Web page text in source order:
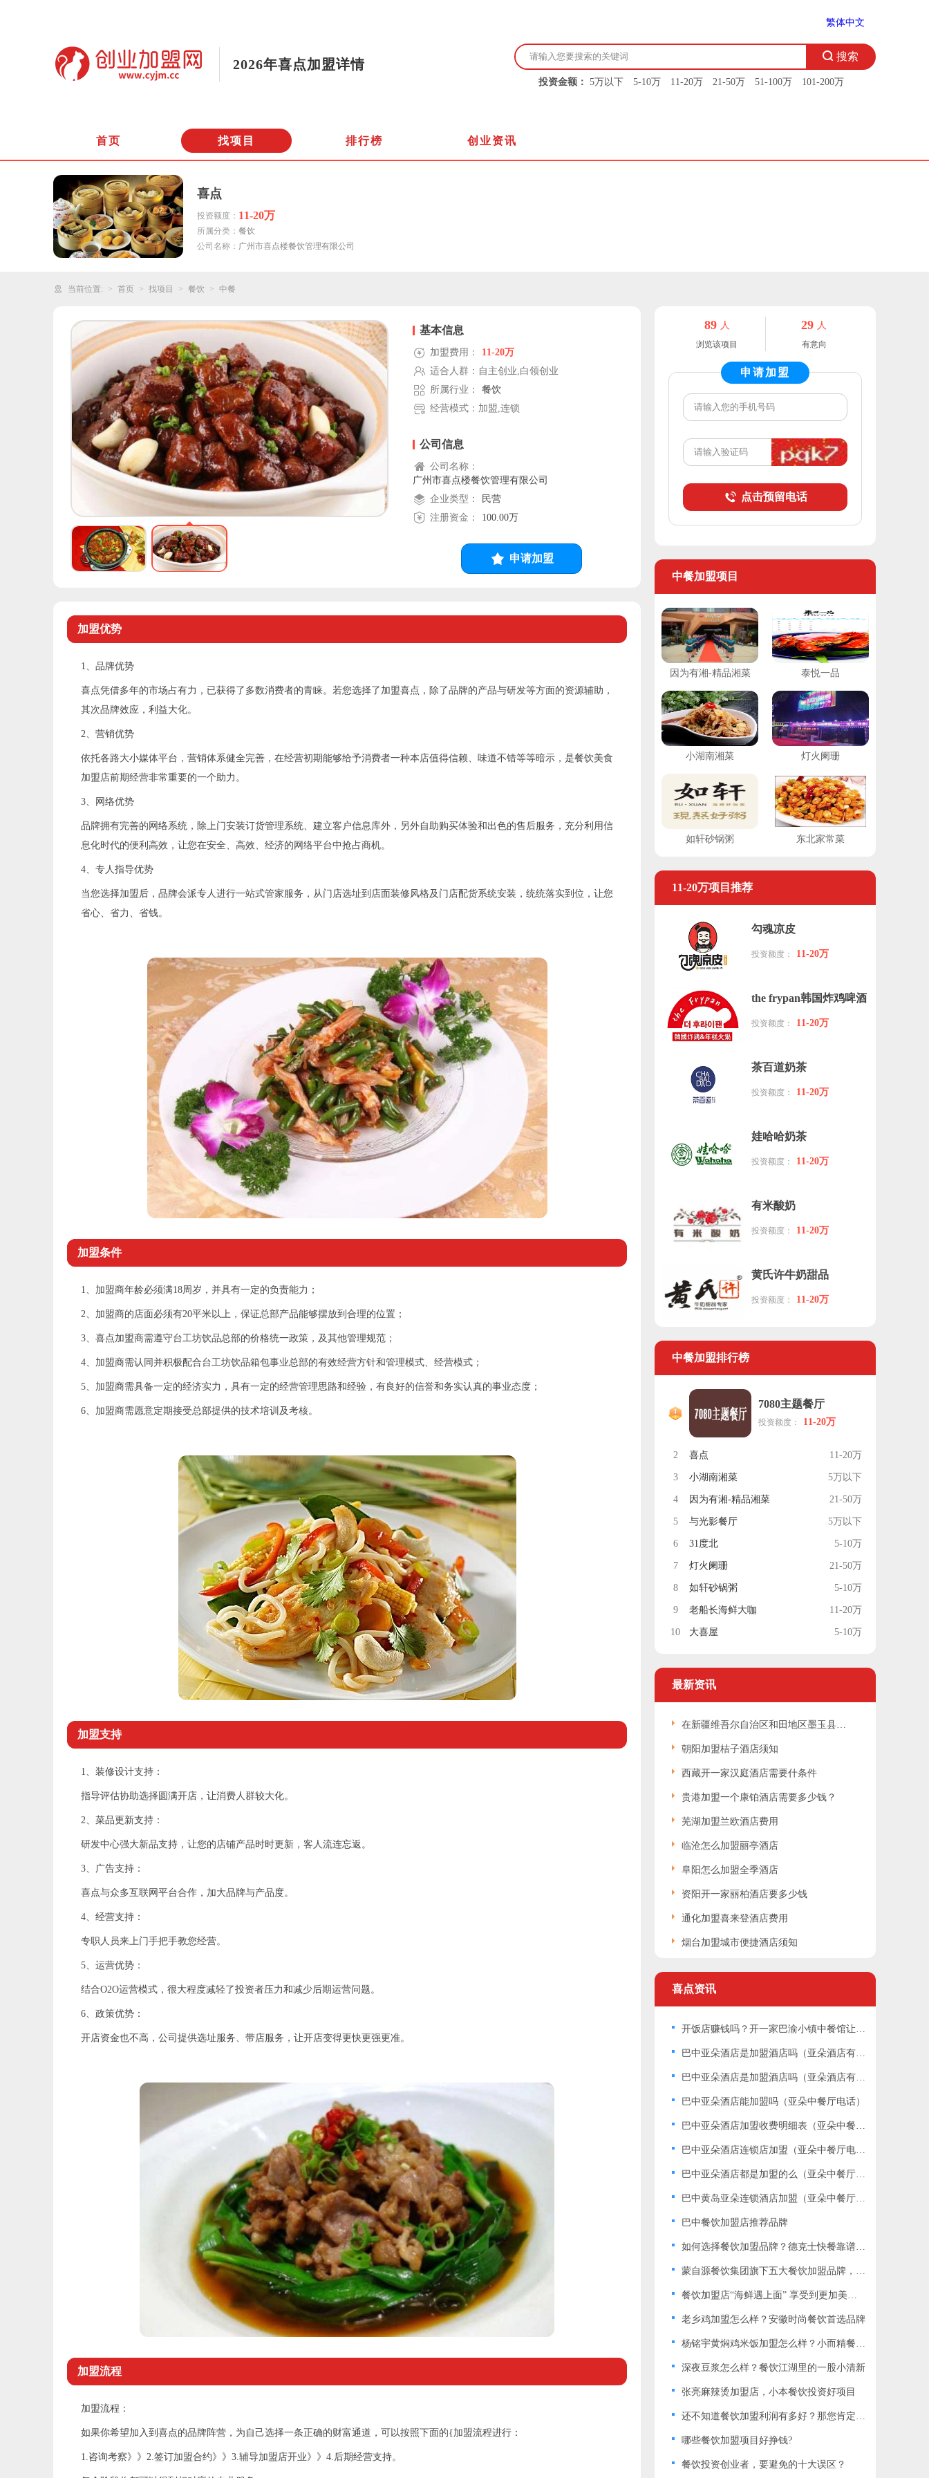
繁体中文
投资金额： 5万以下 5-10万 11-20万 21-50万 51-100万 101-200万
2026年喜点加盟详情
首页 找项目 排行榜 创业资讯
喜点
投资额度： 11-20万
所属分类： 餐饮
公司名称： 广州市喜点楼餐饮管理有限公司
当前位置: 首页 找项目 餐饮 中餐
基本信息
加盟费用：
11-20万
适合人群：自主创业,白领创业
所属行业：
餐饮
经营模式：加盟,连锁
公司信息
公司名称：
广州市喜点楼餐饮管理有限公司
企业类型：
民营
注册资金：
100.00万
申请加盟
加盟优势
1、品牌优势
喜点凭借多年的市场占有力，已获得了多数消费者的青睐。若您选择了加盟喜点，除了品牌的产品与研发等方面的资源辅助，
其次品牌效应，利益大化。
2、营销优势
依托各路大小媒体平台，营销体系健全完善，在经营初期能够给予消费者一种本店值得信赖、味道不错等等暗示，是餐饮美食
加盟店前期经营非常重要的一个助力。
3、网络优势
品牌拥有完善的网络系统，除上门安装订货管理系统、建立客户信息库外，另外自助购买体验和出色的售后服务，充分利用信
息化时代的便利高效，让您在安全、高效、经济的网络平台中抢占商机。
4、专人指导优势
当您选择加盟后，品牌会派专人进行一站式管家服务，从门店选址到店面装修风格及门店配货系统安装，统统落实到位，让您
省心、省力、省钱。
加盟条件
1、加盟商年龄必须满18周岁，并具有一定的负责能力；
2、加盟商的店面必须有20平米以上，保证总部产品能够摆放到合理的位置；
3、喜点加盟商需遵守台工坊饮品总部的价格统一政策，及其他管理规范；
4、加盟商需认同并积极配合台工坊饮品箱包事业总部的有效经营方针和管理模式、经营模式；
5、加盟商需具备一定的经济实力，具有一定的经营管理思路和经验，有良好的信誉和务实认真的事业态度；
6、加盟商需愿意定期接受总部提供的技术培训及考核。
加盟支持
1、装修设计支持：
指导评估协助选择圆满开店，让消费人群较大化。
2、菜品更新支持：
研发中心强大新品支持，让您的店铺产品时时更新，客人流连忘返。
3、广告支持：
喜点与众多互联网平台合作，加大品牌与产品度。
4、经营支持：
专职人员来上门手把手教您经营。
5、运营优势：
结合O2O运营模式，很大程度减轻了投资者压力和减少后期运营问题。
6、政策优势：
开店资金也不高，公司提供选址服务、带店服务，让开店变得更快更强更准。
加盟流程
加盟流程：
如果你希望加入到喜点的品牌阵营，为自己选择一条正确的财富通道，可以按照下面的{加盟流程进行：
1.咨询考察》》2.签订加盟合约》》3.辅导加盟店开业》》4.后期经营支持。
89 人
浏览该项目
29 人
有意向
申请加盟
点击预留电话
中餐加盟项目
因为有湘-精品湘菜 泰悦一品
小湖南湘菜 灯火阑珊
如轩砂锅粥 东北家常菜
11-20万项目推荐
勾魂凉皮
投资额度： 11-20万
the frypan韩国炸鸡啤酒
投资额度： 11-20万
茶百道奶茶
投资额度： 11-20万
娃哈哈奶茶
投资额度： 11-20万
有米酸奶
投资额度： 11-20万
黄氏许牛奶甜品
投资额度： 11-20万
中餐加盟排行榜
7080主题餐厅
投资额度： 11-20万
11-20万
2 喜点
5万以下
3 小湖南湘菜
21-50万
4 因为有湘-精品湘菜
5万以下
5 与光影餐厅
5-10万
6 31度北
21-50万
7 灯火阑珊
5-10万
8 如轩砂锅粥
11-20万
9 老船长海鲜大咖
5-10万
10 大喜屋
最新资讯
在新疆维吾尔自治区和田地区墨玉县开酒店利润分析？2010-12-06 12:29:46
朝阳加盟桔子酒店须知
西藏开一家汉庭酒店需要什条件
贵港加盟一个康铂酒店需要多少钱？
芜湖加盟兰欧酒店费用
临沧怎么加盟丽亭酒店
阜阳怎么加盟全季酒店
资阳开一家丽柏酒店要多少钱
通化加盟喜来登酒店费用
烟台加盟城市便捷酒店须知
喜点资讯
开饭店赚钱吗？开一家巴渝小镇中餐馆让您的日子红红火火
巴中亚朵酒店是加盟酒店吗（亚朵酒店有中餐吗现在）
巴中亚朵酒店是加盟酒店吗（亚朵酒店有中餐吗现在）
巴中亚朵酒店能加盟吗（亚朵中餐厅电话）
巴中亚朵酒店加盟收费明细表（亚朵中餐厅电话）
巴中亚朵酒店连锁店加盟（亚朵中餐厅电话）
巴中亚朵酒店都是加盟的么（亚朵中餐厅电话）
巴中黄岛亚朵连锁酒店加盟（亚朵中餐厅电话）
巴中餐饮加盟店推荐品牌
如何选择餐饮加盟品牌？德克士快餐靠谱吗？
蒙自源餐饮集团旗下五大餐饮加盟品牌，开创新纪元！
餐饮加盟店“海鲜遇上面” 享受到更加美味的特色面条
老乡鸡加盟怎么样？安徽时尚餐饮首选品牌
杨铭宇黄焖鸡米饭加盟怎么样？小而精餐饮店的重点选择品牌
深夜豆浆怎么样？餐饮江湖里的一股小清新
张亮麻辣烫加盟店，小本餐饮投资好项目
还不知道餐饮加盟利润有多好？那您肯定比别人晚赚钱了
哪些餐饮加盟项目好挣钱?
餐饮投资创业者，要避免的十大误区？